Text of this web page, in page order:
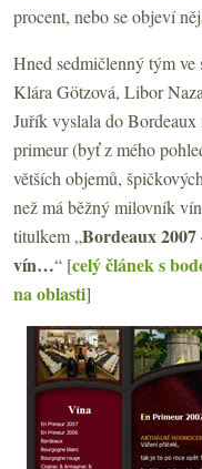
procent, nebo se objeví
Hned sedmičlenný tým
Klára Götzová, Libor
Juřík vyslala do Bordeaux
primeur (byť z mého
větších objemů,
než má běžný milovník
titulkem „Bordeaux
vín…“ [celý článek s
na oblasti]